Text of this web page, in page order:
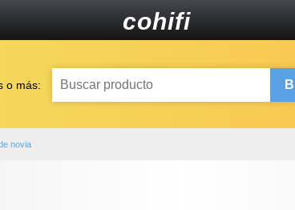
cohifi
o más:
novia